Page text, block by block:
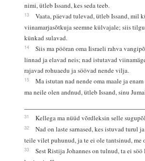
nimi, ütleb Issand, kes seda teeb.
13
Vaata, päevad tulevad, ütleb Issand, mil
viinamarjasõtkuja seemne külvajale; siis
künkad sulavad.
14
Siis ma pööran oma Iisraeli rahva
linnad ja elavad neis; nad istutavad
rajavad rohuaedu ja söövad nende vilja.
15
Ma istutan nad nende oma maale ja
ma neile olen andnud, ütleb Issand, sinu
31 Kellega ma nüüd võrdleksin selle
32
Nad on laste sarnased, kes istuvad turul
teile vilet puhunud, ja te ei ole tantsinud,
33
Sest Ristija Johannes on tulnud, ta ei